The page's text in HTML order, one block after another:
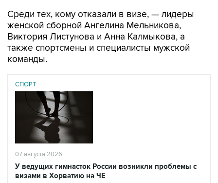
Среди тех, кому отказали в визе, — лидеры
женской сборной Ангелина Мельникова,
Виктория Листунова и Анна Калмыкова, а
также спортсмены и специалисты мужской
команды.
СПОРТ
07 августа 2026
У ведущих гимнасток России возникли проблемы с
визами в Хорватию на ЧЕ